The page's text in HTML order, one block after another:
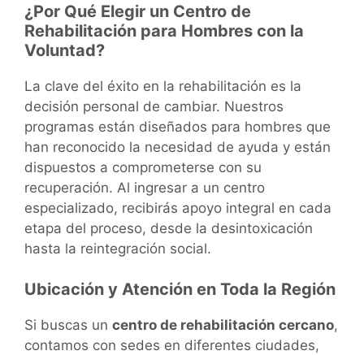
¿Por Qué Elegir un Centro de
Rehabilitación para Hombres con la
Voluntad?
La clave del éxito en la rehabilitación es la
decisión personal de cambiar. Nuestros
programas están diseñados para hombres que
han reconocido la necesidad de ayuda y están
dispuestos a comprometerse con su
recuperación. Al ingresar a un centro
especializado, recibirás apoyo integral en cada
etapa del proceso, desde la desintoxicación
hasta la reintegración social.
Ubicación y Atención en Toda la Región
Si buscas un centro de rehabilitación cercano,
contamos con sedes en diferentes ciudades,